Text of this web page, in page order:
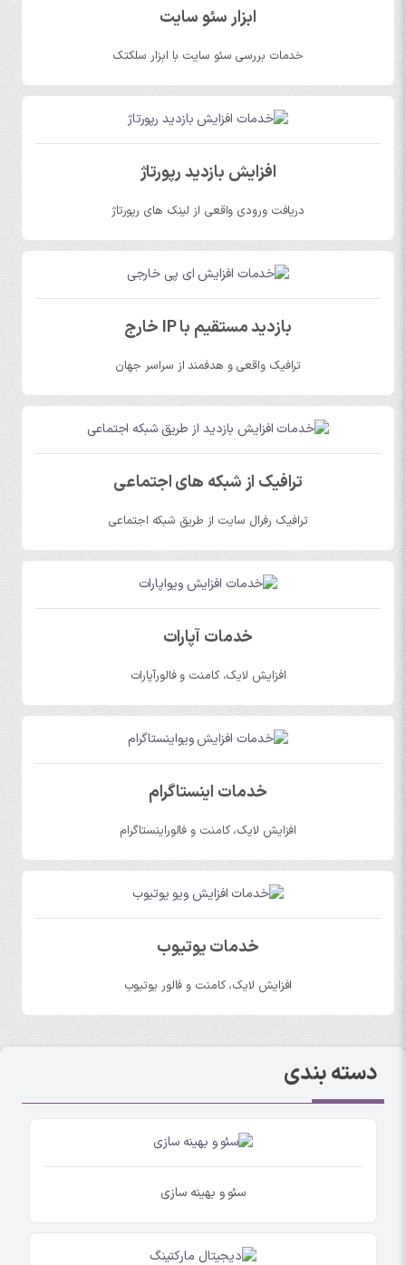
ابزار سئو سایت
خدمات بررسی سئو سایت با ابزار سلکتک
افزایش بازدید رپورتاژ
دریافت ورودی واقعی از لینک های رپورتاژ
بازدید مستقیم با IP خارج
ترافیک واقعی و هدفمند از سراسر جهان
ترافیک از شبکه های اجتماعی
ترافیک رفرال سایت از طریق شبکه اجتماعی
خدمات آپارات
افزایش لایک، کامنت و فالورآپارات
خدمات اینستاگرام
افزایش لایک، کامنت و فالوراینستاگرام
خدمات یوتیوب
افزایش لایک، کامنت و فالور یوتیوب
دسته بندی
سئو و بهینه سازی